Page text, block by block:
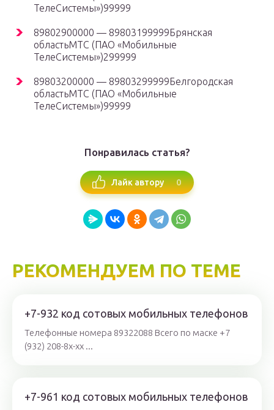
ТелеСистемы»)99999
89802900000 — 89803199999Брянская
областьМТС (ПАО «Мобильные
ТелеСистемы»)299999
89803200000 — 89803299999Белгородская
областьМТС (ПАО «Мобильные
ТелеСистемы»)99999
Понравилась статья?
Лайк автору 0
РЕКОМЕНДУЕМ ПО ТЕМЕ
+7-932 код сотовых мобильных телефонов
Телефонные номера 89322088 Всего по маске +7
(932) 208-8x-xx ...
+7-961 код сотовых мобильных телефонов